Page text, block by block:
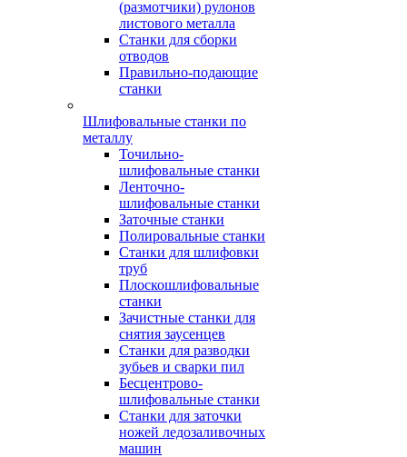
(размотчики) рулонов
листового металла
Станки для сборки
отводов
Правильно-подающие
станки
Шлифовальные станки по
металлу
Точильно-
шлифовальные станки
Ленточно-
шлифовальные станки
Заточные станки
Полировальные станки
Станки для шлифовки
труб
Плоскошлифовальные
станки
Зачистные станки для
снятия заусенцев
Станки для разводки
зубьев и сварки пил
Бесцентрово-
шлифовальные станки
Станки для заточки
ножей ледозаливочных
машин